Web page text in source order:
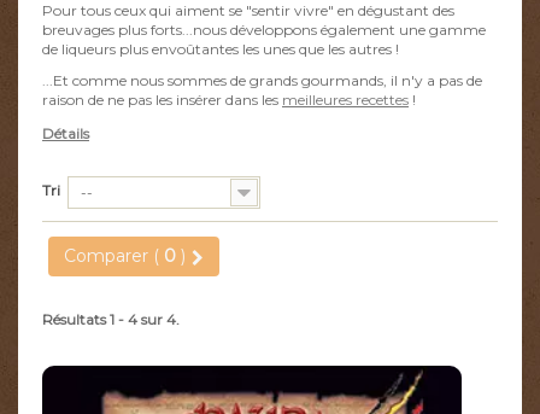
Pour tous ceux qui aiment se "sentir vivre" en dégustant des
breuvages plus forts...nous développons également une gamme
de liqueurs plus envoûtantes les unes que les autres !
...Et comme nous sommes de grands gourmands, il n'y a pas de
raison de ne pas les insérer dans les meilleures recettes !
Détails
Tri --
Comparer ( 0 )
Résultats 1 - 4 sur 4.